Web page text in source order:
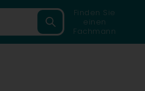
Finden Sie
einen
Fachmann